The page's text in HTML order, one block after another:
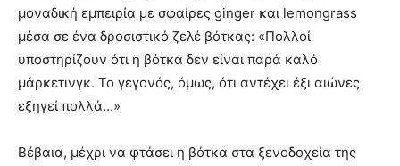
μοναδική εμπειρία με σφαίρες ginger και lemongrass
μέσα σε ένα δροσιστικό ζελέ βότκας: «Πολλοί
υποστηρίζουν ότι η βότκα δεν είναι παρά καλό
μάρκετινγκ. Το γεγονός, όμως, ότι αντέχει έξι αιώνες
εξηγεί πολλά…»
Βέβαια, μέχρι να φτάσει η βότκα στα ξενοδοχεία της